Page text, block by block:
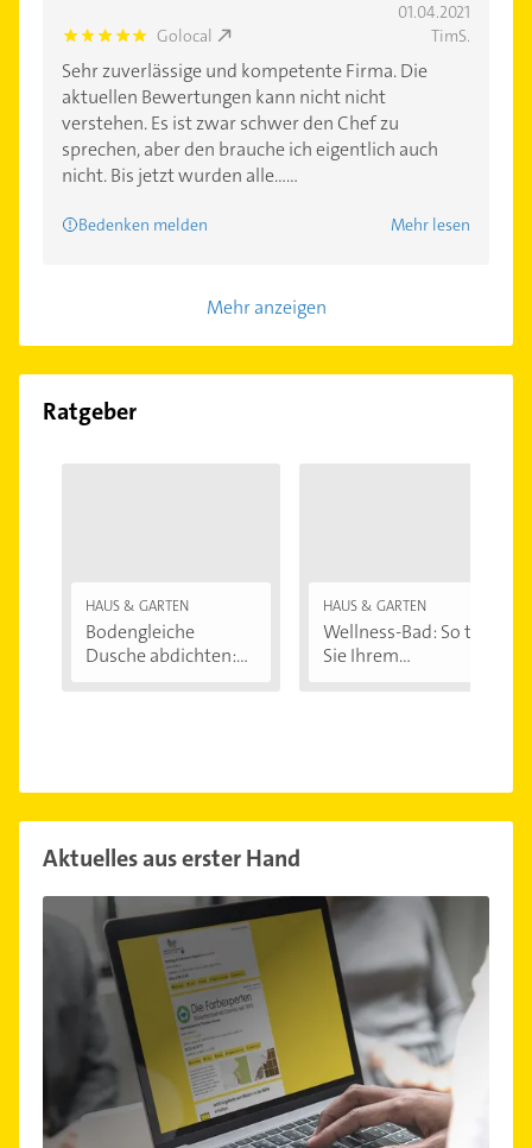
01.04.2021
5.0 Golocal TimS.
Sehr zuverlässige und kompetente Firma. Die
aktuellen Bewertungen kann nicht nicht
verstehen. Es ist zwar schwer den Chef zu
sprechen, aber den brauche ich eigentlich auch
nicht. Bis jetzt wurden alle......
Bedenken melden Mehr lesen
Mehr anzeigen
Ratgeber
HAUS & GARTEN
Bodengleiche
Dusche abdichten:...
HAUS & GARTEN
Wellness-Bad: So tun
Sie Ihrem...
Aktuelles aus erster Hand